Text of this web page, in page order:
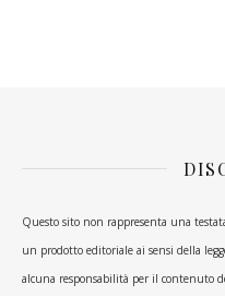
Questo sito non rappresenta una
un prodotto editoriale ai sensi della
alcuna responsabilità per il contenuto